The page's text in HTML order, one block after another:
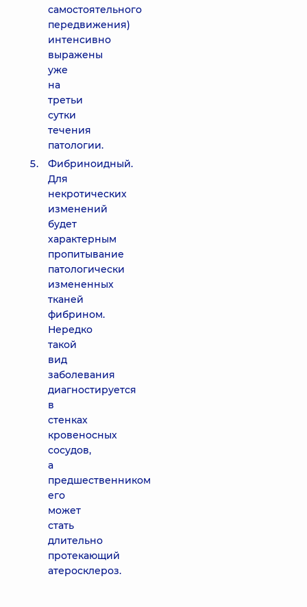
самостоятельного
передвижения)
интенсивно
выражены
уже
на
третьи
сутки
течения
патологии.
Фибриноидный.
Для
некротических
изменений
будет
характерным
пропитывание
патологически
измененных
тканей
фибрином.
Нередко
такой
вид
заболевания
диагностируется
в
стенках
кровеносных
сосудов,
а
предшественником
его
может
стать
длительно
протекающий
атеросклероз.